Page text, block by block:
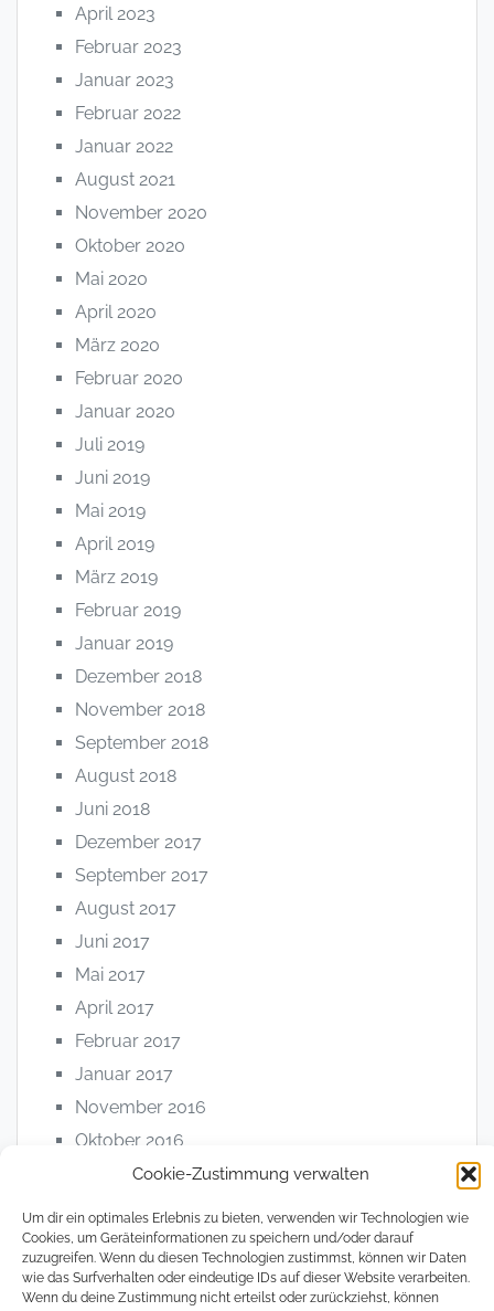
Cookie-Zustimmung verwalten
Um dir ein optimales Erlebnis zu bieten, verwenden wir Technologien wie
Cookies, um Geräteinformationen zu speichern und/oder darauf
zuzugreifen. Wenn du diesen Technologien zustimmst, können wir Daten
wie das Surfverhalten oder eindeutige IDs auf dieser Website verarbeiten.
Wenn du deine Zustimmung nicht erteilst oder zurückziehst, können
April 2023
Februar 2023
Januar 2023
Februar 2022
Januar 2022
August 2021
November 2020
Oktober 2020
Mai 2020
April 2020
März 2020
Februar 2020
Januar 2020
Juli 2019
Juni 2019
Mai 2019
April 2019
März 2019
Februar 2019
Januar 2019
Dezember 2018
November 2018
September 2018
August 2018
Juni 2018
Dezember 2017
September 2017
August 2017
Juni 2017
Mai 2017
April 2017
Februar 2017
Januar 2017
November 2016
Oktober 2016
April 2016
Kategorien